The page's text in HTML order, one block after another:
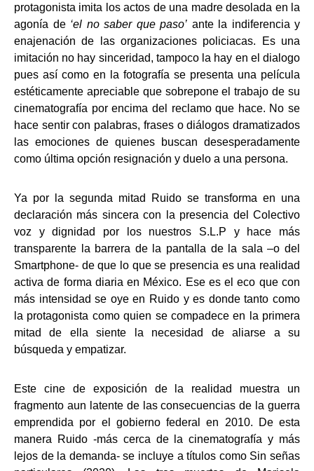
protagonista imita los actos de una madre desolada en la
agonía de ‘el no saber que paso’ ante la indiferencia y
enajenación de las organizaciones policiacas. Es una
imitación no hay sinceridad, tampoco la hay en el dialogo
pues así como en la fotografía se presenta una película
estéticamente apreciable que sobrepone el trabajo de su
cinematografía por encima del reclamo que hace. No se
hace sentir con palabras, frases o diálogos dramatizados
las emociones de quienes buscan desesperadamente
como última opción resignación y duelo a una persona.
Ya por la segunda mitad Ruido se transforma en una
declaración más sincera con la presencia del Colectivo
voz y dignidad por los nuestros S.L.P y hace más
transparente la barrera de la pantalla de la sala –o del
Smartphone- de que lo que se presencia es una realidad
activa de forma diaria en México. Ese es el eco que con
más intensidad se oye en Ruido y es donde tanto como
la protagonista como quien se compadece en la primera
mitad de ella siente la necesidad de aliarse a su
búsqueda y empatizar.
Este cine de exposición de la realidad muestra un
fragmento aun latente de las consecuencias de la guerra
emprendida por el gobierno federal en 2010. De esta
manera Ruido -más cerca de la cinematografía y más
lejos de la demanda- se incluye a títulos como Sin señas